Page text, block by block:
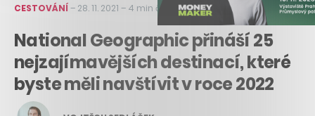
CESTOVÁNÍ– 28. 11. 2021 – 4 min čtení
National Geographic přináší 25
nejzajímavějších destinací, které
byste měli navštívit v roce 2022